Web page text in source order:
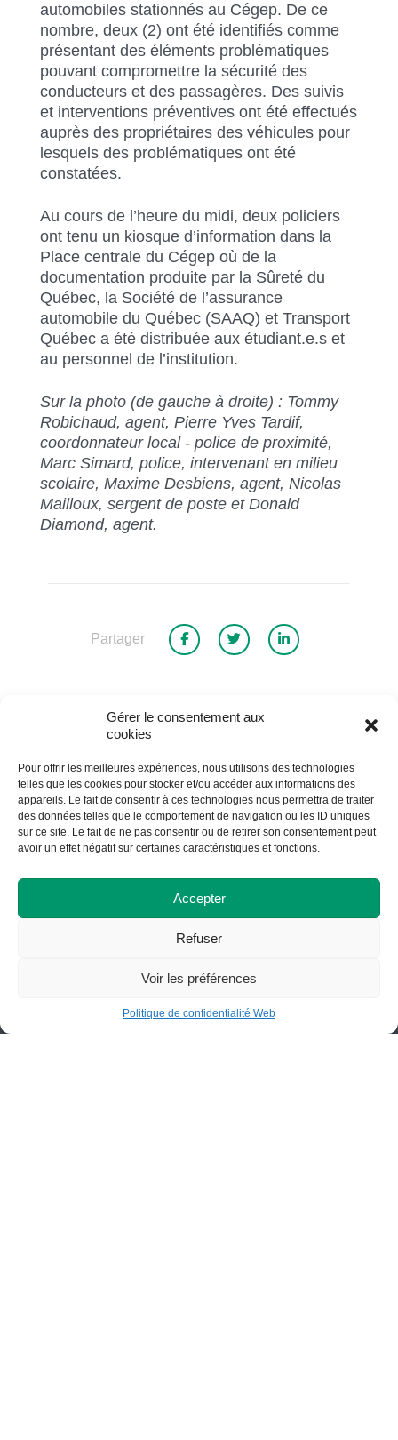
Gérer le consentement aux
cookies
Pour offrir les meilleures expériences, nous utilisons des technologies
telles que les cookies pour stocker et/ou accéder aux informations des
appareils. Le fait de consentir à ces technologies nous permettra de traiter
des données telles que le comportement de navigation ou les ID uniques
sur ce site. Le fait de ne pas consentir ou de retirer son consentement peut
avoir un effet négatif sur certaines caractéristiques et fonctions.
Accepter
Refuser
Voir les préférences
Politique de confidentialité Web
automobiles stationnés au Cégep. De ce
nombre, deux (2) ont été identifiés comme
présentant des éléments problématiques
pouvant compromettre la sécurité des
conducteurs et des passagères. Des suivis
et interventions préventives ont été effectués
auprès des propriétaires des véhicules pour
lesquels des problématiques ont été
constatées.
Au cours de l’heure du midi, deux policiers
ont tenu un kiosque d’information dans la
Place centrale du Cégep où de la
documentation produite par la Sûreté du
Québec, la Société de l’assurance
automobile du Québec (SAAQ) et Transport
Québec a été distribuée aux étudiant.e.s et
au personnel de l’institution.
Sur la photo (de gauche à droite) : Tommy
Robichaud, agent, Pierre Yves Tardif,
coordonnateur local - police de proximité,
Marc Simard, police, intervenant en milieu
scolaire, Maxime Desbiens, agent, Nicolas
Mailloux, sergent de poste et Donald
Diamond, agent.
Partager
Retour à la liste des actualités
Cégep de St-Félicien
info@cegepstfe.ca
Bottin Nous situer